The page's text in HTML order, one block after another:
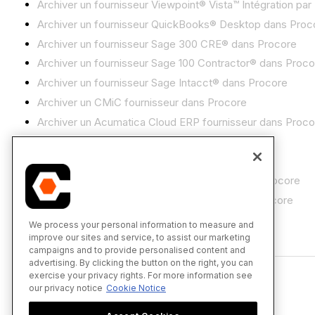
Archiver un fournisseur Viewpoint® Vista™ Intégration
Archiver un fournisseur QuickBooks® Desktop dans
Archiver un fournisseur Sage 300 CRE® dans Procore
Archiver un fournisseur Sage 100 Contractor® dans
Archiver un fournisseur Sage Intacct® dans Procore
Archiver un CMiC fournisseur dans Procore
Archiver un Acumatica Cloud ERP fournisseur dans
Archiver un fournisseur NetSuite® dans Procore
Archiver un fournisseur Xero™ dans Procore
Archiver un MRI Platform X® fournisseur dans Procore
Archiver un fournisseur Yardi Voyager® dans Procore
Retour haut de page
We process your personal information to measure and
improve our sites and service, to assist our marketing
campaigns and to provide personalised content and
advertising. By clicking the button on the right, you can
exercise your privacy rights. For more information see
our privacy notice Cookie Notice